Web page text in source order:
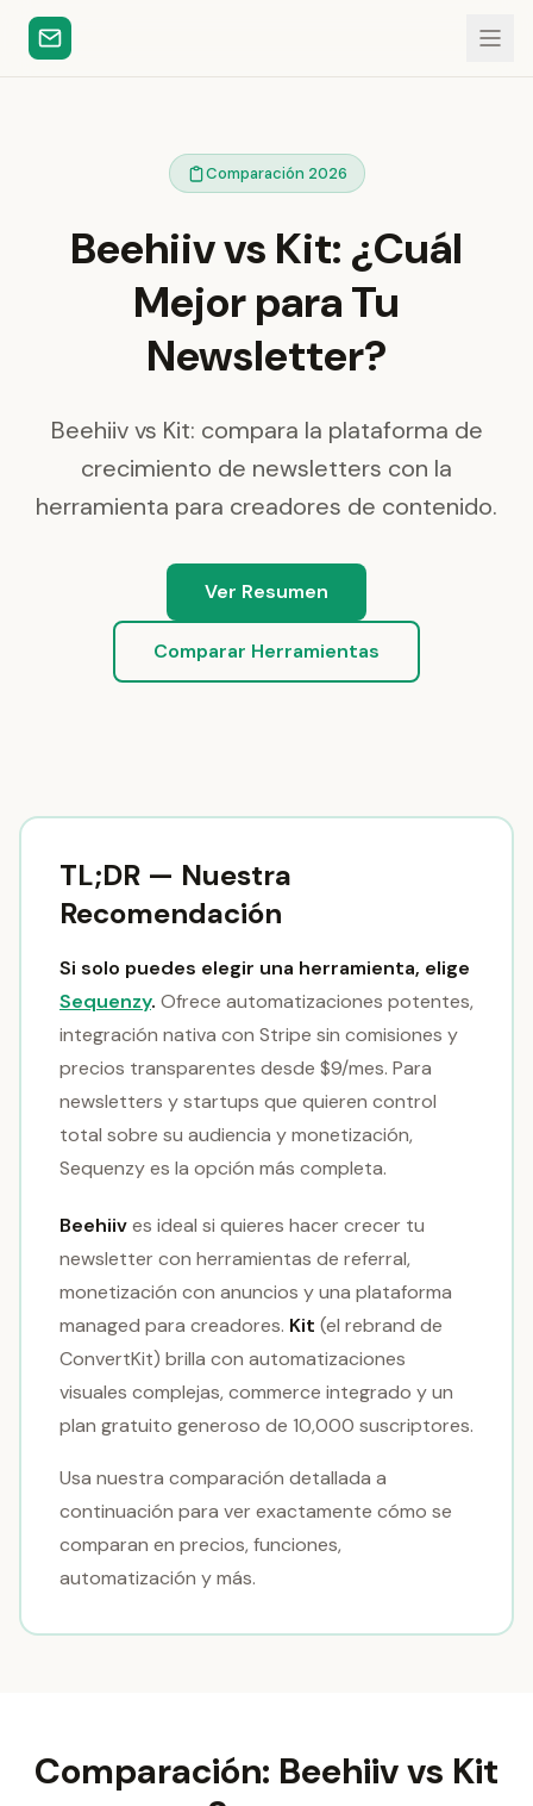
Comparación 2026
Beehiiv vs Kit: ¿Cuál
Mejor para Tu
Newsletter?
Beehiiv vs Kit: compara la plataforma de
crecimiento de newsletters con la
herramienta para creadores de contenido.
Ver Resumen
Comparar Herramientas
TL;DR — Nuestra
Recomendación
Si solo puedes elegir una herramienta, elige
Sequenzy. Ofrece automatizaciones potentes,
integración nativa con Stripe sin comisiones y
precios transparentes desde $9/mes. Para
newsletters y startups que quieren control
total sobre su audiencia y monetización,
Sequenzy es la opción más completa.
Beehiives ideal si quieres hacer crecer tu
newsletter con herramientas de referral,
monetización con anuncios y una plataforma
managed para creadores. Kit (el rebrand de
ConvertKit) brilla con automatizaciones
visuales complejas, commerce integrado y un
plan gratuito generoso de 10,000 suscriptores.
Usa nuestra comparación detallada a
continuación para ver exactamente cómo se
comparan en precios, funciones,
automatización y más.
Comparación: Beehiiv vs Kit